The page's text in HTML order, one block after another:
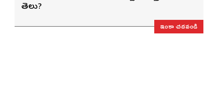
తెలుసా?
ఇంకా చదవండి